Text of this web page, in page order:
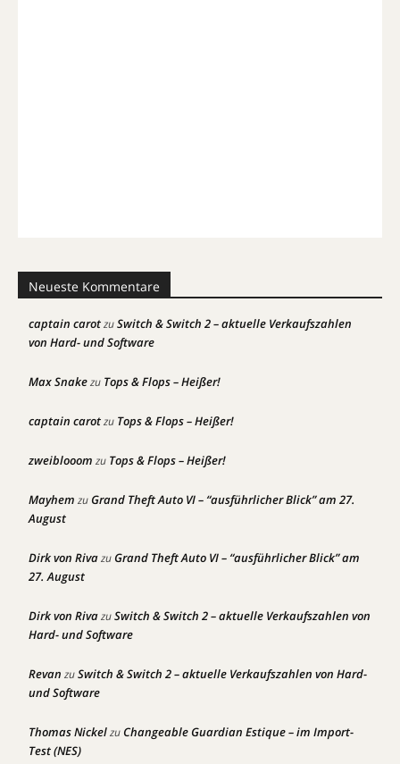
Neueste Kommentare
captain carotzuSwitch & Switch 2 – aktuelle Verkaufszahlen
von Hard- und Software
Max Snakezu Tops & Flops – Heißer!
captain carotzu Tops & Flops – Heißer!
zweiblooom zu Tops & Flops – Heißer!
Mayhem zuGrand Theft Auto VI – “ausführlicher Blick” am 27.
August
Dirk von RivazuGrand Theft Auto VI – “ausführlicher Blick” am
27. August
Dirk von RivazuSwitch & Switch 2 – aktuelle Verkaufszahlen von
Hard- und Software
Revan zuSwitch & Switch 2 – aktuelle Verkaufszahlen von Hard-
und Software
Thomas NickelzuChangeable Guardian Estique – im Import-
Test (NES)